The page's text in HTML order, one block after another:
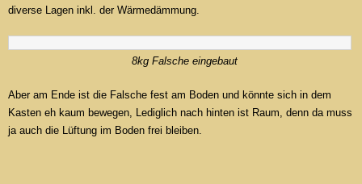
diverse Lagen inkl. der Wärmedämmung.
8kg Falsche eingebaut
Aber am Ende ist die Falsche fest am Boden und könnte sich in dem
Kasten eh kaum bewegen, Lediglich nach hinten ist Raum, denn da muss
ja auch die Lüftung im Boden frei bleiben.